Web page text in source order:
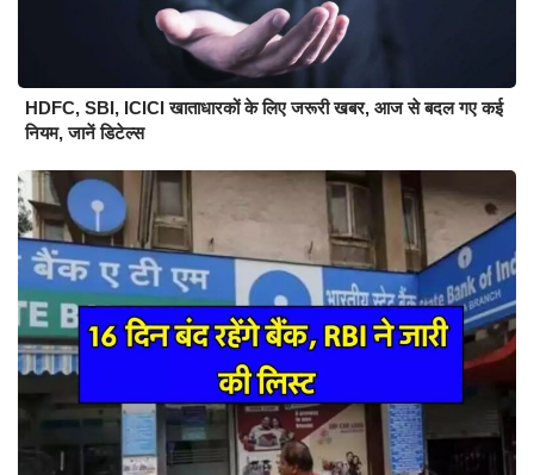
HDFC, SBI, ICICI खाताधारकों के लिए जरूरी खबर, आज से बदल गए कई
नियम, जानें डिटेल्स